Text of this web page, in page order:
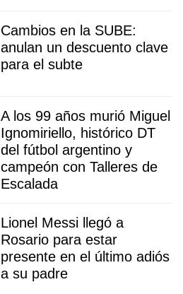
Cambios en la SUBE:
anulan un descuento clave
para el subte
A los 99 años murió Miguel
Ignomiriello, histórico DT
del fútbol argentino y
campeón con Talleres de
Escalada
Lionel Messi llegó a
Rosario para estar
presente en el último adiós
a su padre